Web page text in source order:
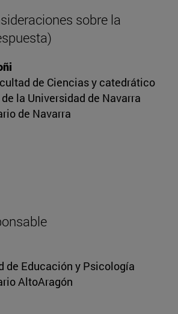
sobre la
de Ciencias y catedrático
la Universidad de Navarra
de Navarra
de Educación y Psicología
AltoAragón